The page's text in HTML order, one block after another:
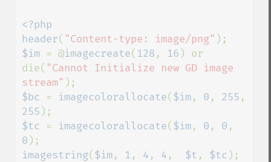
<?php
header( "Content-type: image/png"
$im = @imagecreate( 128 , 16 ) or
die( "Cannot Initialize new GD image
stream"
$bc = imagecolorallocate( $im, 0 , 255
255
$tc = imagecolorallocate( $im, 0 , 0
0
imagestring( $im, 1 , 4 , 4 , $t , $tc